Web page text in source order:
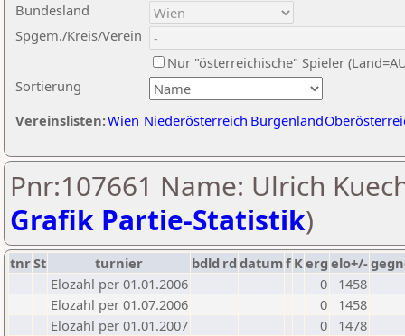
Sortierung
Bundesland
Spgem./Kreis/Verein
Nur "österreichische" Spieler
Vereinslisten:Wien Niederösterreich Burgenland
Pnr:107661 Name: Ulrich
Grafik Partie-Statistik)
tnrSt turnier bdld rd datumf Kerg elo+/-
Elozahl per 01.01.2006
0
1458
Elozahl per 01.07.2006
0
1458
Elozahl per 01.01.2007
0
1478